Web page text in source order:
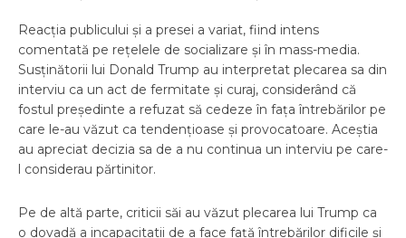
Reacția publicului și a presei a variat, fiind intens
comentată pe rețelele de socializare și în mass-media.
Susținătorii lui Donald Trump au interpretat plecarea sa din
interviu ca un act de fermitate și curaj, considerând că
fostul președinte a refuzat să cedeze în fața întrebărilor pe
care le-au văzut ca tendențioase și provocatoare. Aceștia
au apreciat decizia sa de a nu continua un interviu pe care-
l considerau părtinitor.
Pe de altă parte, criticii săi au văzut plecarea lui Trump ca
o dovadă a incapacitatii de a face față întrebărilor dificile și